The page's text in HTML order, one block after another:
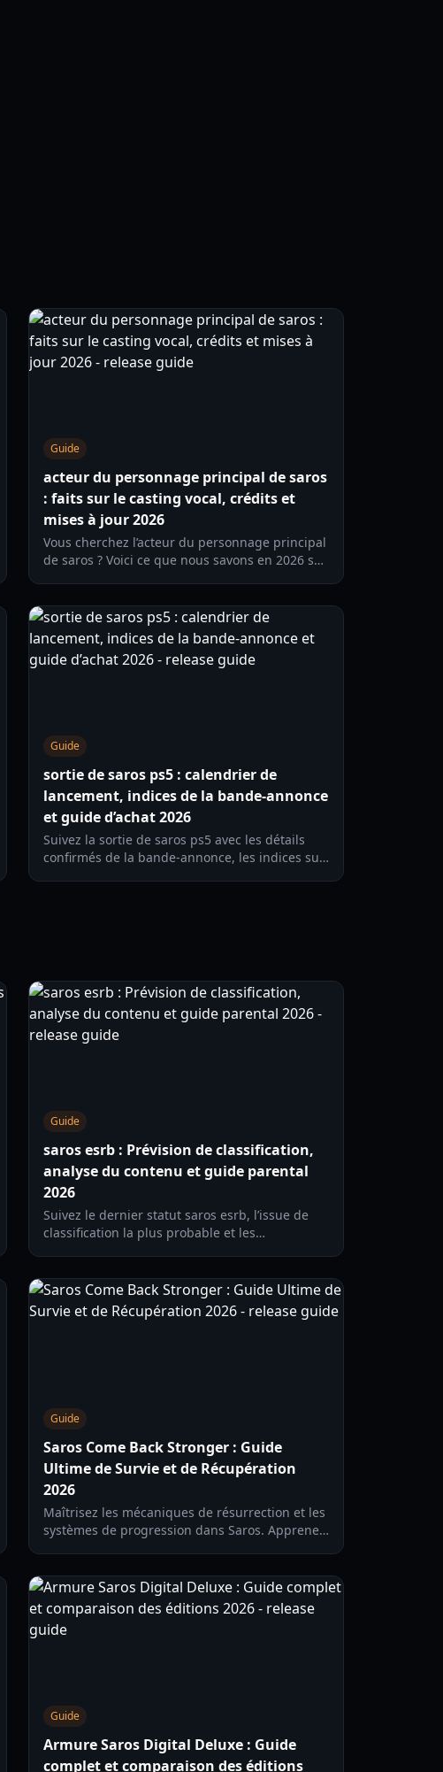
Guide
acteur du personnage principal de saros
: faits sur le casting vocal, crédits et
mises à jour 2026
Vous cherchez l’acteur du personnage principal
de saros ? Voici ce que nous savons en 2026 sur
le comédien de doublage.
Guide
sortie de saros ps5 : calendrier de
lancement, indices de la bande-annonce
et guide d’achat 2026
Suivez la sortie de saros ps5 avec les détails
confirmés de la bande-annonce, les indices sur
Guide
saros esrb : Prévision de classification,
analyse du contenu et guide parental
2026
Suivez le dernier statut saros esrb, l’issue de
classification la plus probable et les
2026.
Guide
Saros Come Back Stronger : Guide
Ultime de Survie et de Récupération
2026
Maîtrisez les mécaniques de résurrection et les
systèmes de progression dans Saros. Apprenez
chaque défaite.
Guide
Armure Saros Digital Deluxe : Guide
complet et comparaison des éditions